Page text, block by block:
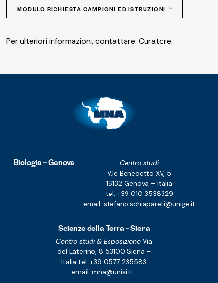
MODULO RICHIESTA CAMPIONI ED ISTRUZIONI
Per ulteriori informazioni, contattare:Curatore.
Biologia – Genova
Centro studi
V.le Benedetto XV, 5
16132 Genova – Italia
tel. +39 010 3538329
email:stefano.schiaparelli@unige.it
Scienze della Terra – Siena
Centro studi & EsposizioneVia
del Laterino, 8 53100 Siena –
Italia tel. +39 0577 235583
email: mna@unisi.it